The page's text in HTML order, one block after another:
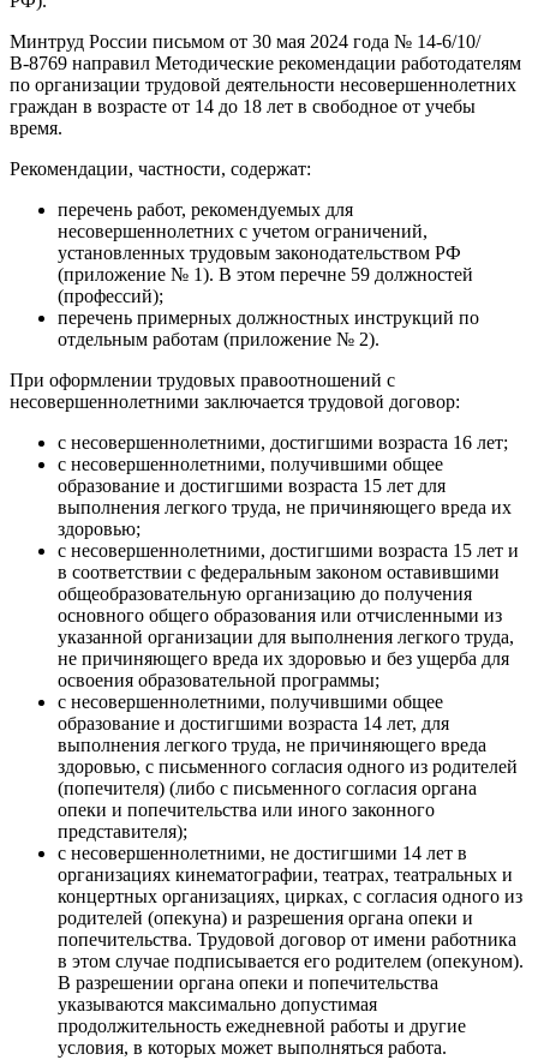
Минтруд России письмом от 30 мая 2024 года № 14-6/10/
В-8769 направил Методические рекомендации работодателям
по организации трудовой деятельности несовершеннолетних
граждан в возрасте от 14 до 18 лет в свободное от учебы
время.
Рекомендации, частности, содержат:
перечень работ, рекомендуемых для
несовершеннолетних с учетом ограничений,
установленных трудовым законодательством РФ
(приложение № 1). В этом перечне 59 должностей
(профессий);
перечень примерных должностных инструкций по
отдельным работам (приложение № 2).
При оформлении трудовых правоотношений с
несовершеннолетними заключается трудовой договор:
с несовершеннолетними, достигшими возраста 16 лет;
с несовершеннолетними, получившими общее
образование и достигшими возраста 15 лет для
выполнения легкого труда, не причиняющего вреда их
здоровью;
с несовершеннолетними, достигшими возраста 15 лет и
в соответствии с федеральным законом оставившими
общеобразовательную организацию до получения
основного общего образования или отчисленными из
указанной организации для выполнения легкого труда,
не причиняющего вреда их здоровью и без ущерба для
освоения образовательной программы;
с несовершеннолетними, получившими общее
образование и достигшими возраста 14 лет, для
выполнения легкого труда, не причиняющего вреда
здоровью, с письменного согласия одного из родителей
(попечителя) (либо с письменного согласия органа
опеки и попечительства или иного законного
представителя);
с несовершеннолетними, не достигшими 14 лет в
организациях кинематографии, театрах, театральных и
концертных организациях, цирках, с согласия одного из
родителей (опекуна) и разрешения органа опеки и
попечительства. Трудовой договор от имени работника
в этом случае подписывается его родителем (опекуном).
В разрешении органа опеки и попечительства
указываются максимально допустимая
продолжительность ежедневной работы и другие
условия, в которых может выполняться работа.